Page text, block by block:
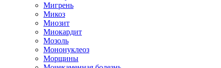
Мигрень
Микоз
Миозит
Миокардит
Мозоль
Мононуклеоз
Морщины